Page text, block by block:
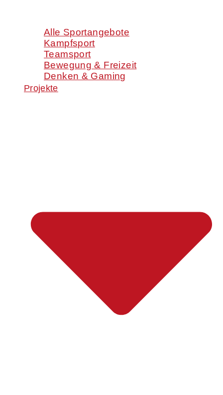
Alle Sportangebote
Kampfsport
Teamsport
Bewegung & Freizeit
Denken & Gaming
Projekte